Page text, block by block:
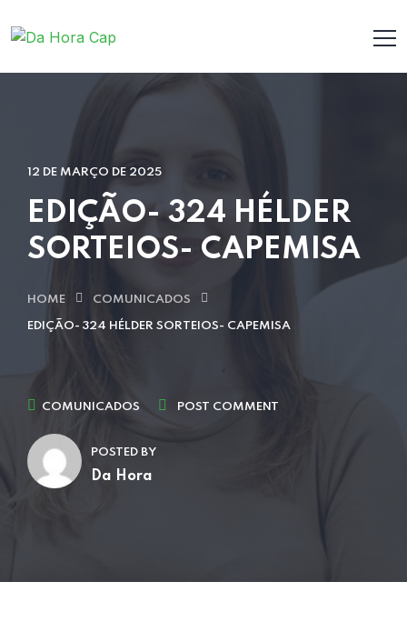
12 DE MARÇO DE 2025
EDIÇÃO- 324 HÉLDER
SORTEIOS- CAPEMISA
HOME COMUNICADOS
EDIÇÃO- 324 HÉLDER SORTEIOS- CAPEMISA
COMUNICADOS POST COMMENT
POSTED BY
Da Hora